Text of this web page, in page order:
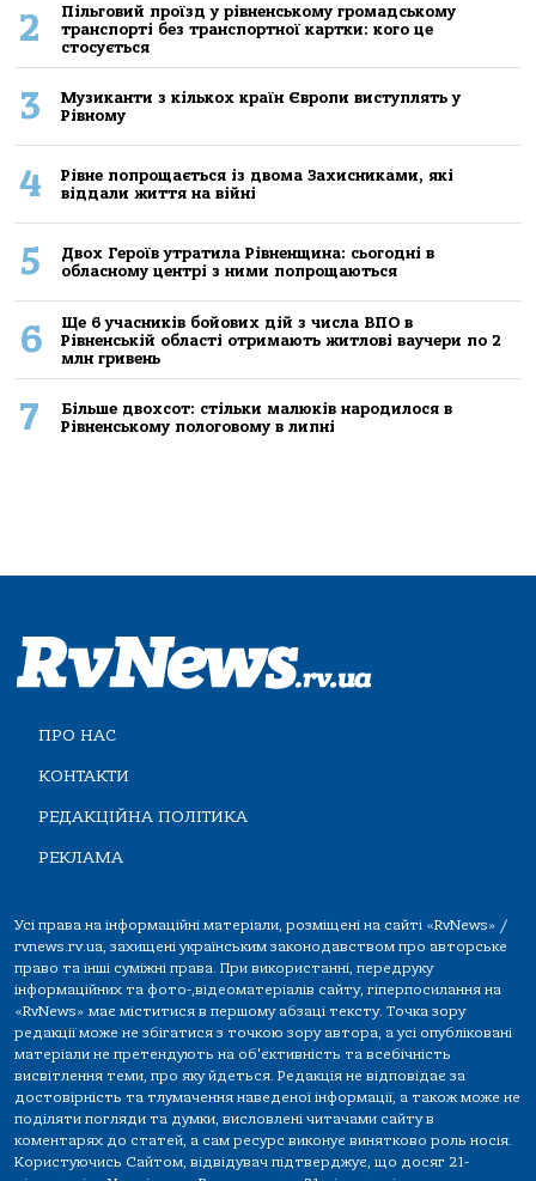
2
Пільговий проїзд у рівненському громадському
транспорті без транспортної картки: кого це
стосується
3
Музиканти з кількох країн Європи виступлять у
Рівному
4
Рівне попрощається із двома Захисниками, які
віддали життя на війні
5
Двох Героїв утратила Рівненщина: сьогодні в
обласному центрі з ними попрощаються
6
Ще 6 учасників бойових дій з числа ВПО в
Рівненській області отримають житлові ваучери по 2
млн гривень
7
Більше двохсот: стільки малюків народилося в
Рівненському пологовому в липні
ПРО НАС
КОНТАКТИ
РЕДАКЦІЙНА ПОЛІТИКА
РЕКЛАМА
Усі права на інформаційні матеріали, розміщені на сайті «RvNews» /
rvnews.rv.ua, захищені українським законодавством про авторське
право та інші суміжні права. При використанні, передруку
інформаційних та фото-,відеоматеріалів сайту, гіперпосилання на
«RvNews» має міститися в першому абзаці тексту. Точка зору
редакції може не збігатися з точкою зору автора, а усі опубліковані
матеріали не претендують на об'єктивність та всебічність
висвітлення теми, про яку йдеться. Редакція не відповідає за
достовірність та тлумачення наведеної інформації, а також може не
поділяти погляди та думки, висловлені читачами сайту в
коментарях до статей, а сам ресурс виконує винятково роль носія.
Користуючись Сайтом, відвідувач підтверджує, що досяг 21-